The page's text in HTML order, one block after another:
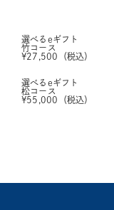
選べるeギフト
竹コース
¥27,500 （税込）
選べるeギフト
松コース
¥55,000 （税込）